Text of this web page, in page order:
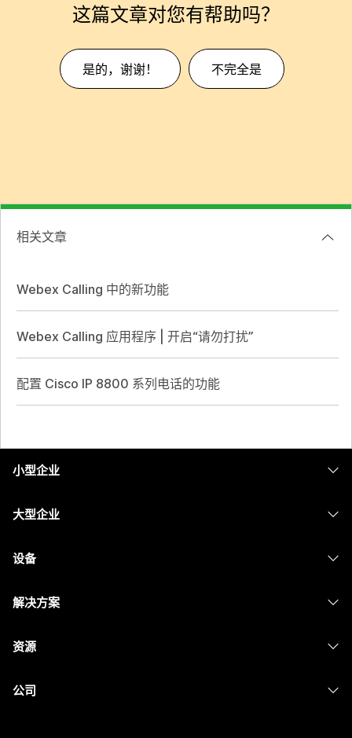
这篇文章对您有帮助吗？
是的，谢谢！ 不完全是
相关文章
Webex Calling 中的新功能
Webex Calling 应用程序 | 开启“请勿打扰”
配置 Cisco IP 8800 系列电话的功能
小型企业
大型企业
设备
解决方案
资源
公司